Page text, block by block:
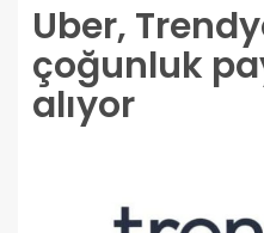
Uber,
çoğunluk
alıyor